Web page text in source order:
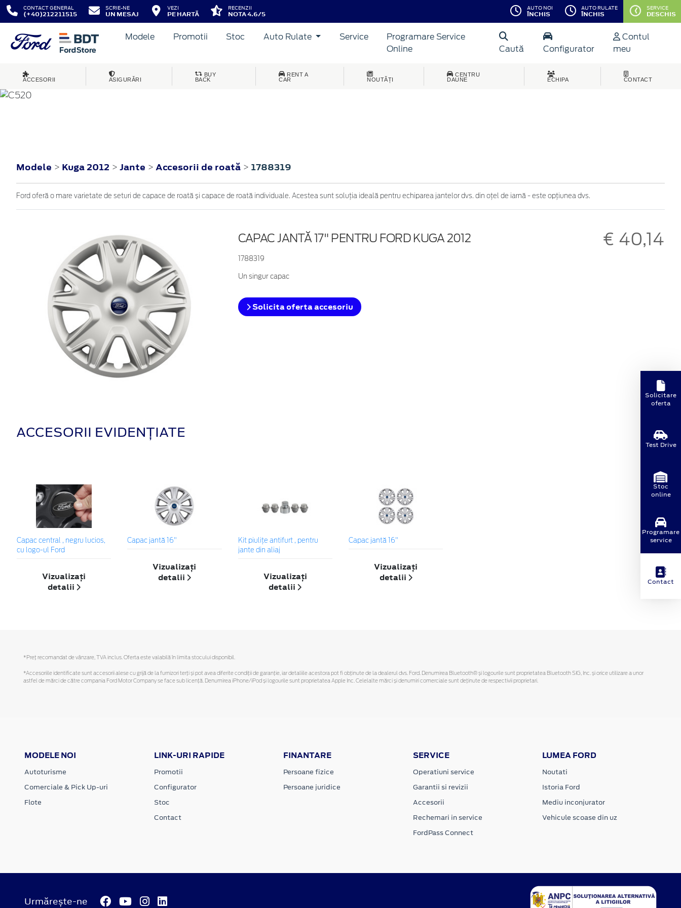
CONTACT GENERAL
(+40)212211515
SCRIE-NE
UN MESAJ
VEZI
PE HARTĂ
RECENZII
NOTA 4.6/5
AUTO NOI
ÎNCHIS
AUTO RULATE
ÎNCHIS
SERVICE
DESCHIS
Modele Promotii Stoc Auto Rulate Service
Programare Service
Online
Caută Configurator
Contul
meu
ACCESORII ASIGURĂRI
BUY
BACK
RENT A
CAR
NOUTĂȚI
CENTRU
DAUNE
ECHIPA CONTACT
Modele > Kuga 2012 > Jante > Accesorii de roată > 1788319
Ford oferă o mare varietate de seturi de capace de roată și capace de roată individuale. Acestea sunt soluția ideală pentru echiparea jantelor dvs. din oțel de iarnă - este opțiunea dvs.
CAPAC JANTĂ 17" PENTRU FORD KUGA 2012
1788319
€ 40,14
Un singur capac
Solicita oferta accesoriu
ACCESORII EVIDENȚIATE
Capac central , negru lucios,
cu logo-ul Ford
Vizualizați
detalii
Capac jantă 16"
Vizualizați
detalii
Kit piuliţe antifurt , pentru
jante din aliaj
Vizualizați
detalii
Capac jantă 16"
Vizualizați
detalii
*Preţ recomandat de vânzare, TVA inclus. Oferta este valabilă în limita stocului disponibil.
*Accesoriile identificate sunt accesorii alese cu grijă de la furnizori terți și pot avea diferite condiții de garanție, iar detaliile acestora pot fi obținute de la dealerul dvs. Ford. Denumirea Bluetooth® și logourile sunt proprietatea Bluetooth SIG, Inc. și orice utilizare a unor
astfel de mărci de către compania Ford Motor Company se face sub licență. Denumirea iPhone/iPod și logourile sunt proprietatea Apple Inc. Celelalte mărci și denumiri comerciale sunt deținute de respectivii proprietari.
MODELE NOI
Autoturisme
Comerciale & Pick Up-uri
Flote
LINK-URI RAPIDE
Promotii
Configurator
Stoc
Contact
FINANTARE
Persoane fizice
Persoane juridice
SERVICE
Operatiuni service
Garantii si revizii
Accesorii
Rechemari in service
FordPass Connect
LUMEA FORD
Noutati
Istoria Ford
Mediu inconjurator
Vehicule scoase din uz
Urmărește-ne
Solicitare
oferta
Test Drive
Stoc
online
Programare
service
Contact